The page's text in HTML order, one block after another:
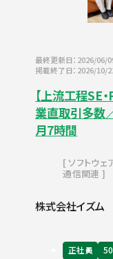
最終更新日：2026/06/
掲載終了日：2026/10/
【上流工程SE
業直取引多数
月7時間
ソフトウェ
通信関連
株式会社イズム
正社員